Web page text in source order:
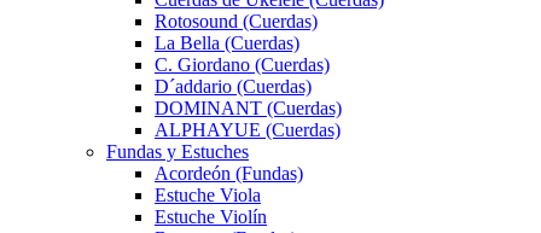
Rotosound (Cuerdas)
La Bella (Cuerdas)
C. Giordano (Cuerdas)
D´addario (Cuerdas)
DOMINANT (Cuerdas)
ALPHAYUE (Cuerdas)
Fundas y Estuches
Acordeón (Fundas)
Estuche Viola
Estuche Violín